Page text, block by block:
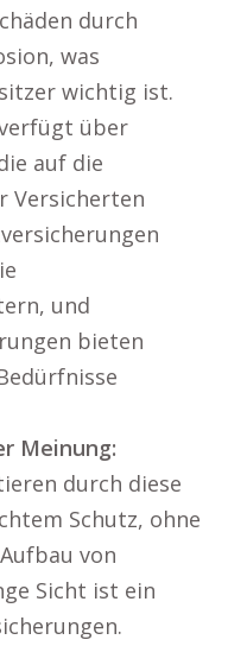
durch
was
wichtig ist.
über
auf die
Versicherten
und
bieten
Meinung:
durch diese
Schutz, ohne
von
Sicht ist ein